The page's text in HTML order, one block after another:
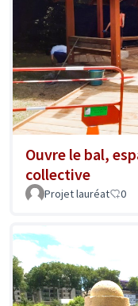
Ouvre le bal,
collective
Projet lauréat 0